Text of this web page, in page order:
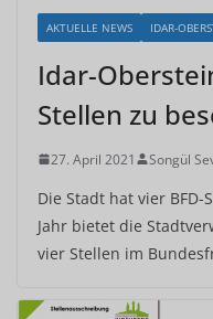
AKTUELLE NEWS IDAR-
Idar-
Stellen zu
27. April 2021 Songül
Die Stadt hat vier
Jahr bietet die
vier Stellen im